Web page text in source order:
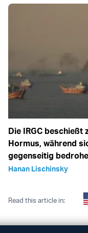
Die IRGC beschießt
Hormus, während
gegenseitig
Hanan Lischinsky
Read this article in: